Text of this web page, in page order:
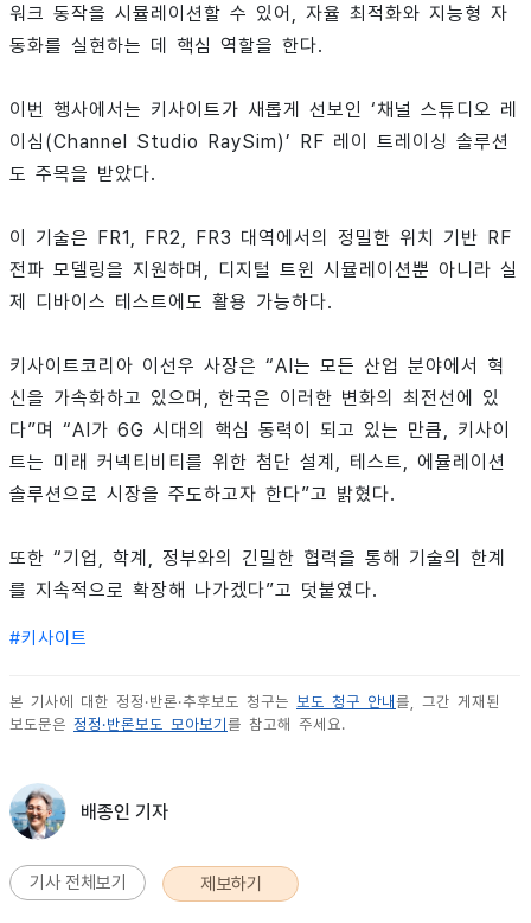
워크 동작을 시뮬레이션할 수 있어, 자율 최적화와 지능형 자
동화를 실현하는 데 핵심 역할을 한다.
이번 행사에서는 키사이트가 새롭게 선보인 ‘채널 스튜디오 레
이심(Channel Studio RaySim)’ RF 레이 트레이싱 솔루션
도 주목을 받았다.
이 기술은 FR1, FR2, FR3 대역에서의 정밀한 위치 기반 RF
전파 모델링을 지원하며, 디지털 트윈 시뮬레이션뿐 아니라 실
제 디바이스 테스트에도 활용 가능하다.
키사이트코리아 이선우 사장은 “AI는 모든 산업 분야에서 혁
신을 가속화하고 있으며, 한국은 이러한 변화의 최전선에 있
다”며 “AI가 6G 시대의 핵심 동력이 되고 있는 만큼, 키사이
트는 미래 커넥티비티를 위한 첨단 설계, 테스트, 에뮬레이션
솔루션으로 시장을 주도하고자 한다”고 밝혔다.
또한 “기업, 학계, 정부와의 긴밀한 협력을 통해 기술의 한계
를 지속적으로 확장해 나가겠다”고 덧붙였다.
#키사이트
본 기사에 대한 정정·반론·추후보도 청구는 보도 청구 안내 를, 그간 게재된
보도문은 정정·반론보도 모아보기 를 참고해 주세요.
배종인 기자
기사 전체보기 제보하기